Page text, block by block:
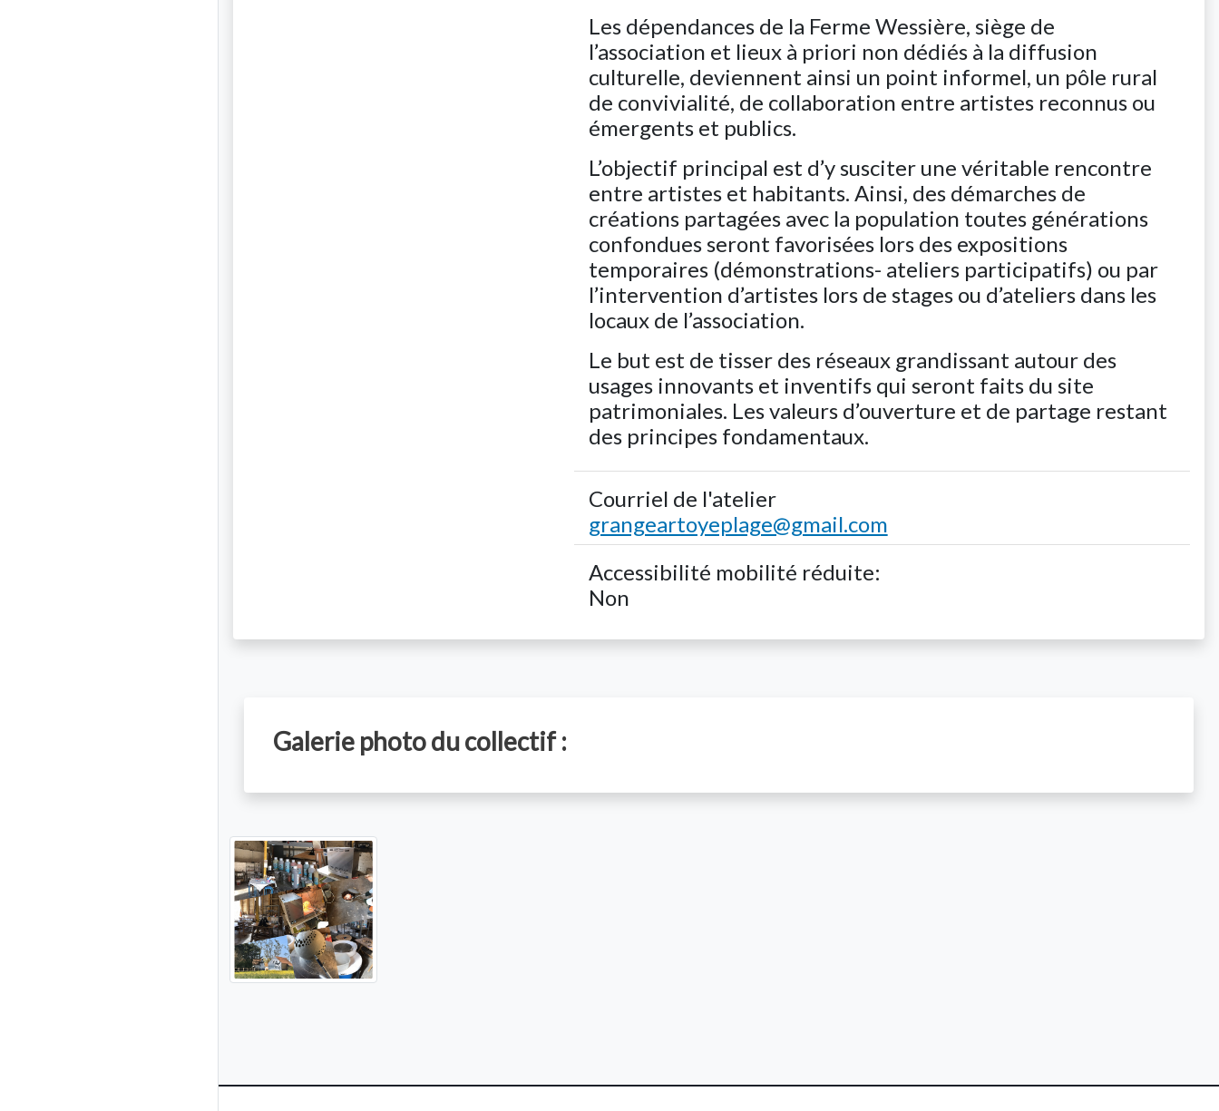
Les dépendances de la Ferme Wessière, siège de
l’association et lieux à priori non dédiés à la diffusion
culturelle, deviennent ainsi un point informel, un pôle rural
de convivialité, de collaboration entre artistes reconnus ou
émergents et publics.
L’objectif principal est d’y susciter une véritable rencontre
entre artistes et habitants. Ainsi, des démarches de
créations partagées avec la population toutes générations
confondues seront favorisées lors des expositions
temporaires (démonstrations- ateliers participatifs) ou par
l’intervention d’artistes lors de stages ou d’ateliers dans les
locaux de l’association.
Le but est de tisser des réseaux grandissant autour des
usages innovants et inventifs qui seront faits du site
patrimoniales. Les valeurs d’ouverture et de partage restant
des principes fondamentaux.
Courriel de l'atelier
grangeartoyeplage@gmail.com
Accessibilité mobilité réduite:
Non
Galerie photo du collectif :